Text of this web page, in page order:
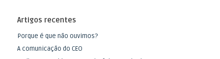
Artigos recentes
Porque é que não ouvimos?
A comunicação do CEO